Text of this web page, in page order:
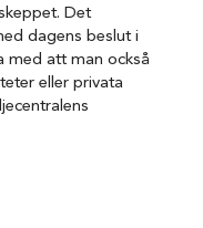
Det
dagens beslut i
med att man också
eller privata